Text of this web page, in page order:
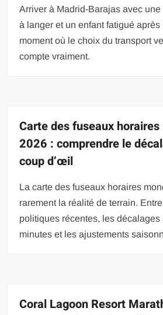
Arriver à Madrid-Barajas avec
à langer et un enfant fatigué après
moment où le choix du transport
compte vraiment.
Carte des fuseaux
2026 : comprendre le
coup d’œil
La carte des fuseaux horaires
rarement la réalité de terrain.
politiques récentes, les décalages
minutes et les ajustements
Coral Lagoon Resort